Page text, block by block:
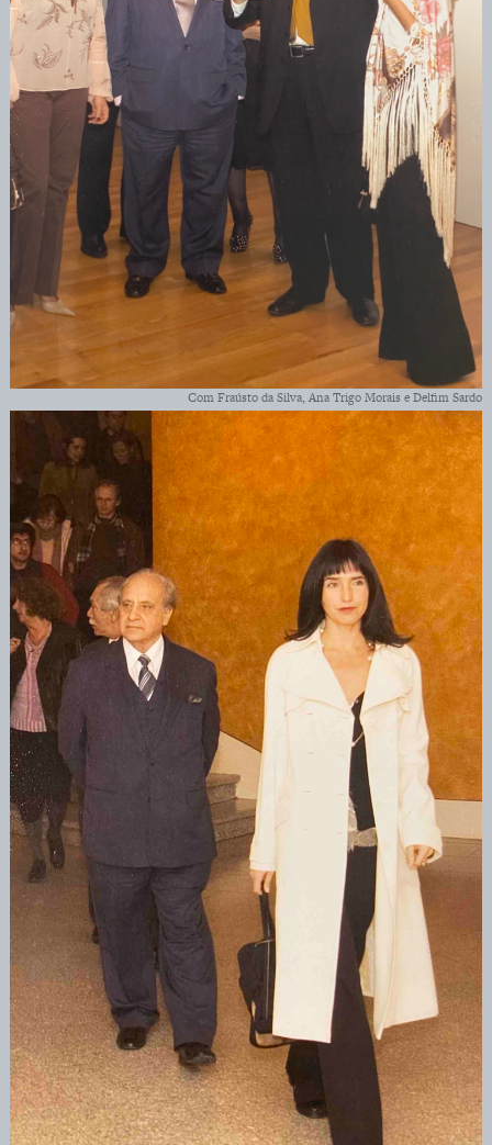
Com Fraústo da Silva, Ana Trigo Morais e Delfim Sardo